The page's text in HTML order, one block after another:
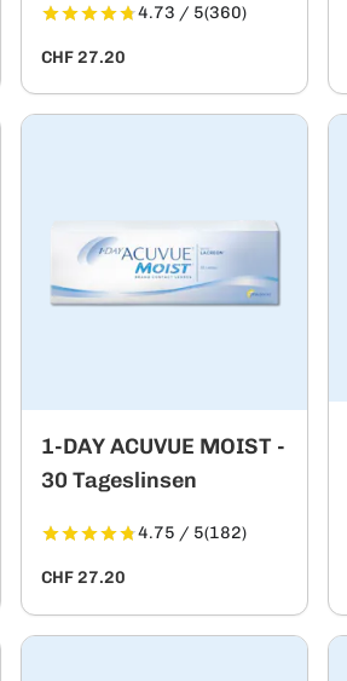
4.73 / 5(360)
CHF 27.20
1-DAY ACUVUE MOIST -
30 Tageslinsen
4.75 / 5(182)
CHF 27.20